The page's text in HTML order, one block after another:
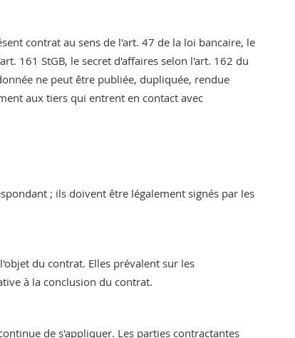
contrat au sens de l'art. 47 de la loi bancaire, le
161 StGB, le secret d'affaires selon l'art. 162 du
ne peut être publiée, dupliquée, rendue
aux tiers qui entrent en contact avec
; ils doivent être légalement signés par les
du contrat. Elles prévalent sur les
à la conclusion du contrat.
de s'appliquer. Les parties contractantes